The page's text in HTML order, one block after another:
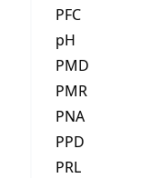
PFC
pH
PMD
PMR
PNA
PPD
PRL